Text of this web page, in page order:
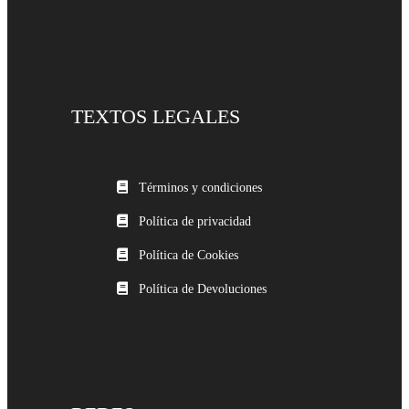
TEXTOS LEGALES
Términos y condiciones
Política de privacidad
Política de Cookies
Política de Devoluciones